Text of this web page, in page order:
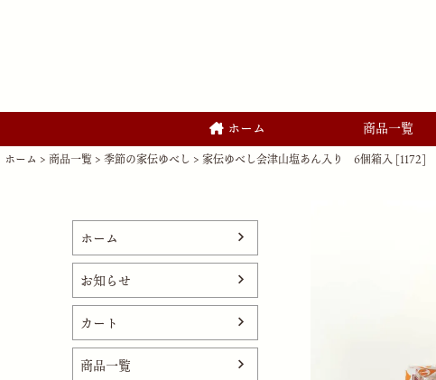
ホーム 商品一覧
ホーム 商品一覧 季節の家伝ゆべし 家伝ゆべし会津山塩あん入り 6個箱入 [1172]
ホーム
お知らせ
カート
商品一覧